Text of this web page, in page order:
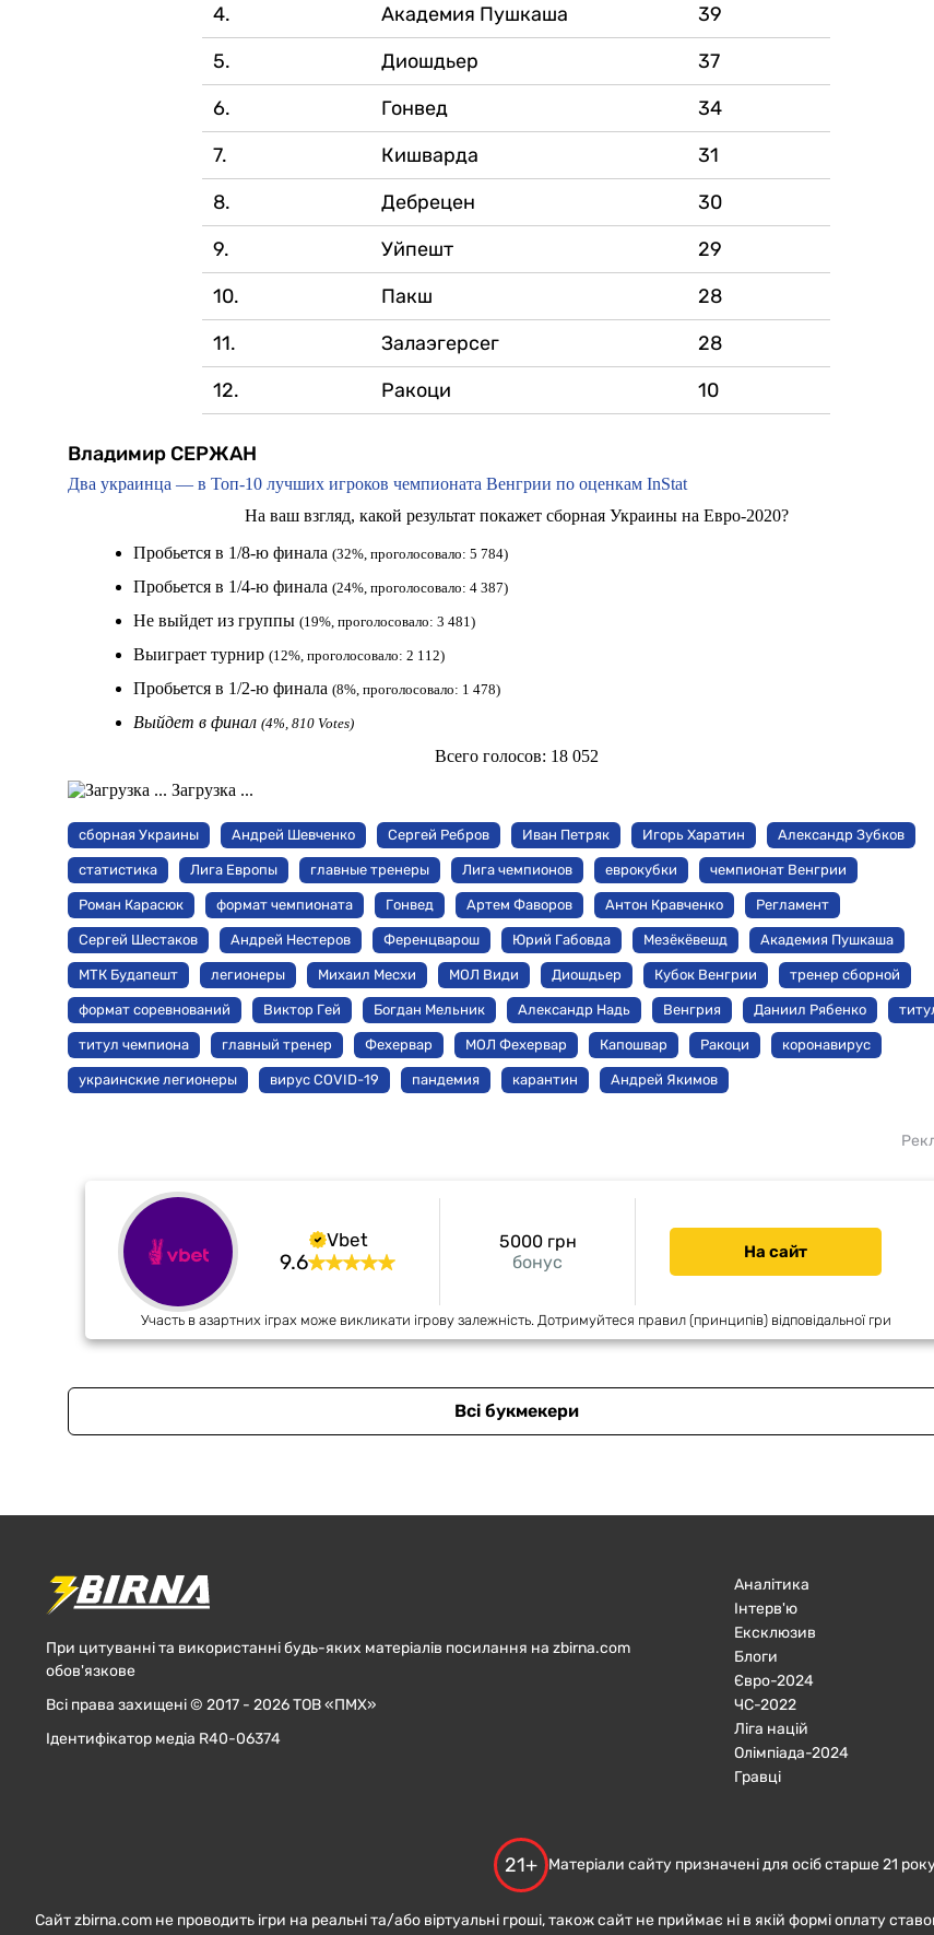
4.
Академия Пушкаша
39
5.
Диошдьер
37
6.
Гонвед
34
7.
Кишварда
31
8.
Дебрецен
30
9.
Уйпешт
29
10.
Пакш
28
11.
Залаэгерсег
28
12.
Ракоци 10
Владимир СЕРЖАН
Два украинца — в Топ-10 лучших игроков чемпионата Венгрии по оценкам InStat
На ваш взгляд, какой результат покажет сборная Украины на Евро-2020?
Пробьется в 1/8-ю финала (32%, проголосовало: 5 784)
Пробьется в 1/4-ю финала (24%, проголосовало: 4 387)
Не выйдет из группы (19%, проголосовало: 3 481)
Выиграет турнир (12%, проголосовало: 2 112)
Пробьется в 1/2-ю финала (8%, проголосовало: 1 478)
Выйдет в финал (4%, 810 Votes)
Всего голосов: 18 052
Загрузка ...
сборная Украины Андрей Шевченко Сергей Ребров Иван Петряк Игорь Харатин Александр Зубков
статистика Лига Европы главные тренеры Лига чемпионов еврокубки чемпионат Венгрии
Роман Карасюк формат чемпионата Гонвед Артем Фаворов Антон Кравченко Регламент
Сергей Шестаков Андрей Нестеров Ференцварош Юрий Габовда Мезёкёвешд Академия Пушкаша
МТК Будапешт легионеры Михаил Месхи МОЛ Види Диошдьер Кубок Венгрии тренер сборной
формат соревнований Виктор Гей Богдан Мельник Александр Надь Венгрия Даниил Рябенко
титул чемпиона главный тренер Фехервар МОЛ Фехервар Капошвар Ракоци коронавирус
украинские легионеры вирус COVID-19 пандемия карантин Андрей Якимов
Vbet
9.6 бонус
5000 грн На сайт
Участь в азартних іграх може викликати ігрову залежність. Дотримуйтеся правил (принципів) відповідальної гри
Всі букмекери
При цитуванні та використанні будь-яких матеріалів посилання на zbirna.com
обов'язкове
Всі права захищені © 2017 - 2026 ТОВ «ПМХ»
Ідентифікатор медіа R40-06374
Аналітика
Інтерв'ю
Ексклюзив
Блоги
Євро-2024
ЧC-2022
Ліга націй
Олімпіада-2024
Гравці
21+ Матеріали сайту призначені для осіб старше 21
Сайт zbirna.com не проводить ігри на реальні та/або віртуальні гроші, також сайт не приймає ні в якій формі оплату